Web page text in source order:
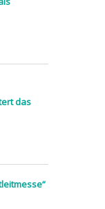
das